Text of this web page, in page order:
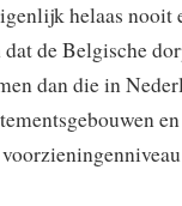
helaas nooit
de Belgische
dan die in